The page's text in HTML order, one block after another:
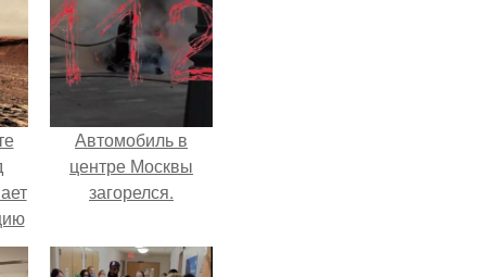
Автомобиль в
центре Москвы
загорелся.